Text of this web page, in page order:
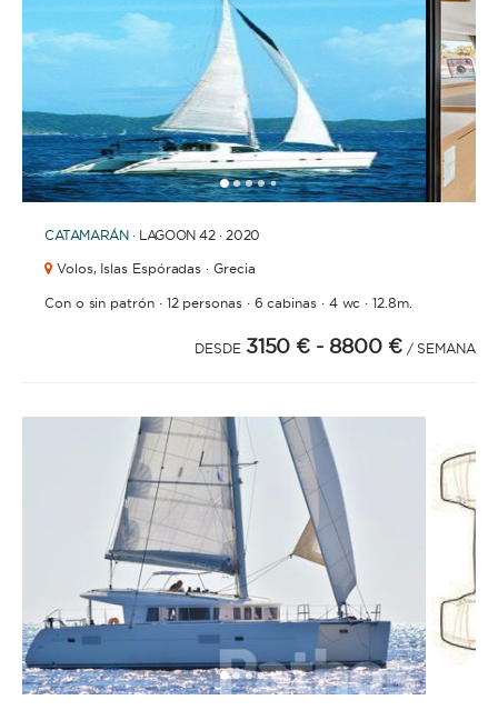
12345 6
CATAMARÁN · LAGOON 42 · 2020
Volos, Islas Espóradas · Grecia
Con o sin patrón· 12 personas· 6 cabinas· 4 wc ·12.8m.
DESDE 3150 € - 8800 € / SEMANA
12345 67891011121314151617